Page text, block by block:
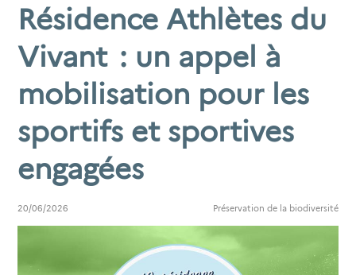
Résidence Athlètes du
Vivant : un appel à
mobilisation pour les
sportifs et sportives
engagées
20/06/2026 Préservation de la biodiversité